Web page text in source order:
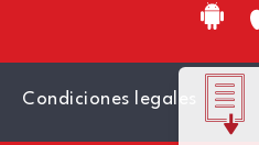
Condiciones legales